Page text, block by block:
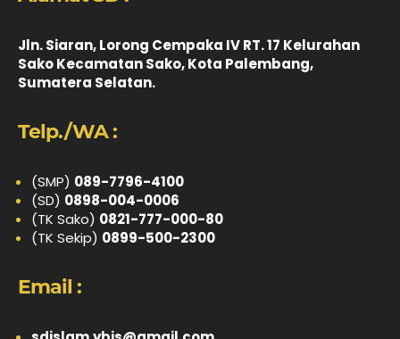
Jln. Siaran, Lorong Cempaka IV RT. 17 Kelurahan
Sako Kecamatan Sako, Kota Palembang,
Sumatera Selatan.
Telp./WA :
(SMP) 089-7796-4100
(SD) 0898-004-0006
(TK Sako) 0821-777-000-80
(TK Sekip) 0899-500-2300
Email :